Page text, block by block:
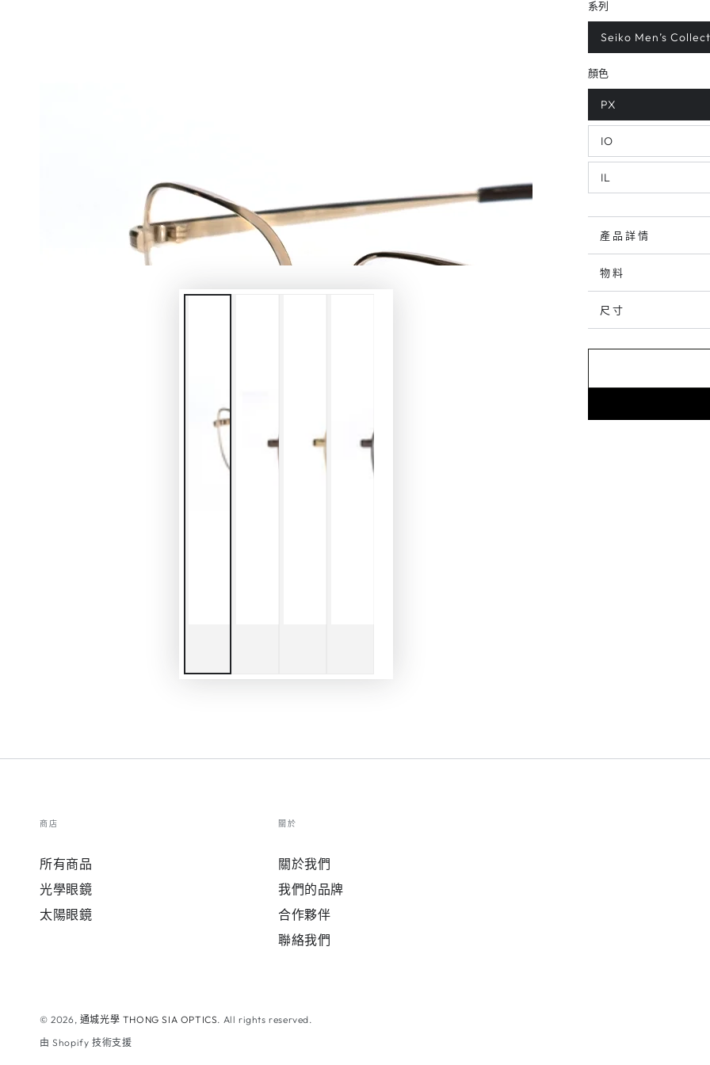
系列
Seiko Men’s
顏色
PX
IO
IL
產品詳情
物料
尺寸
商店
所有商品
光學眼鏡
太陽眼鏡
關於
關於我們
我們的品牌
合作夥伴
聯絡我們
© 2026, 通城光學 THONG SIA OPTICS. All rights reserved.
由 Shopify 技術支援